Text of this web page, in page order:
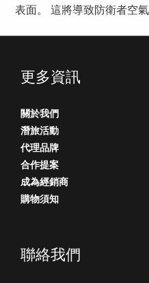
表面。 這將導致防衛者空
更多資訊
關於我們
潛旅活動
代理品牌
合作提案
成為經銷商
購物須知
聯絡我們